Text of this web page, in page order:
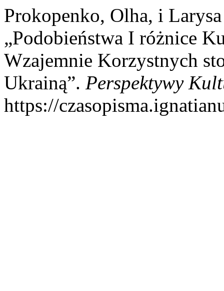
Prokopenko, Olha, i
„Podobieństwa I różnice
Wzajemnie Korzystnych
Ukrainą”. Perspektywy
https://